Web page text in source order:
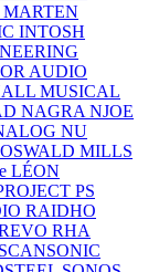
MARTEN
INTOSH
AUDIO
MUSICAL
NAGRA NJOE
NU
OSWALD MILLS
LÉON
PS
RAIDHO
RHA
SCANSONIC